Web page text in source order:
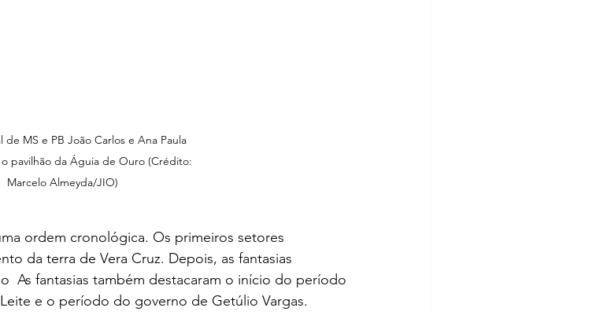
de MS e PB João Carlos e Ana Paula
pavilhão da Águia de Ouro (Crédito:
Marcelo Almeyda/JIO)
ordem cronológica. Os primeiros setores
da terra de Vera Cruz. Depois, as fantasias
As fantasias também destacaram o início do período
e o período do governo de Getúlio Vargas.